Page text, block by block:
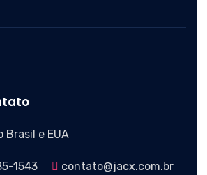
e EUA
1543 contato@jacx.com.br